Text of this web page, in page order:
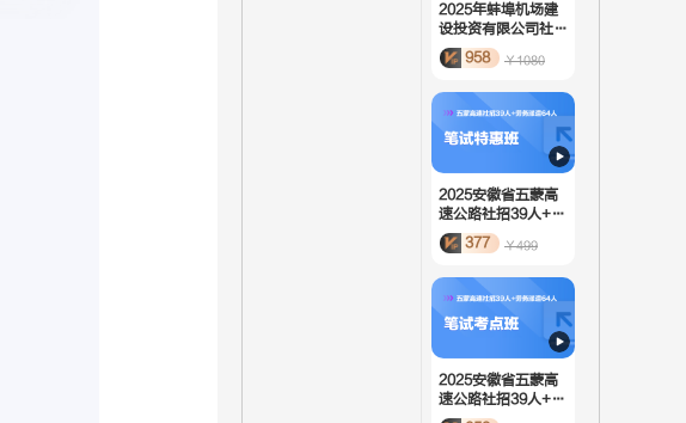
2025年蚌埠机场建
设投资有限公司社招
92人-笔试考点班
958 ￥1080
2025安徽省五蒙高
速公路社招39人+劳
务派遣64人-笔试特
惠班
377 ￥499
2025安徽省五蒙高
速公路社招39人+劳
务派遣64人-笔试考